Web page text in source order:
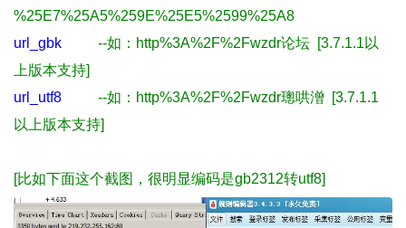
%25E7%25A5%259E%25E5%2599%25A8
url_gbk --如： http%3A%2F%2Fwzdr论坛 [3.7.1.1以
上版本支持]
url_utf8 --如： http%3A%2F%2Fwzdr璁哄潧 [3.7.1.1
以上版本支持]
[比如下面这个截图，很明显编码是gb2312转utf8]